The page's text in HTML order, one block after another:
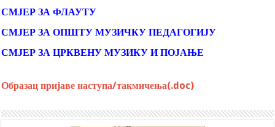
СМЈЕР ЗА ФЛАУТУ
СМЈЕР ЗА ОПШТУ МУЗИЧКУ ПЕДАГОГИЈУ
СМЈЕР ЗА ЦРКВЕНУ МУЗИКУ И ПОЈАЊЕ
Образац пријаве наступа/такмичења(.doc)